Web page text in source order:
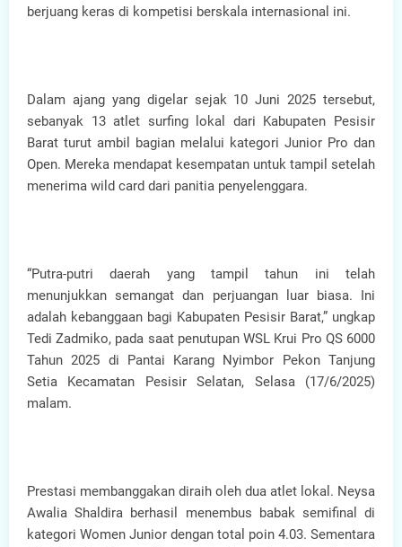
berjuang keras di kompetisi berskala internasional ini.
Dalam ajang yang digelar sejak 10 Juni 2025 tersebut,
sebanyak 13 atlet surfing lokal dari Kabupaten Pesisir
Barat turut ambil bagian melalui kategori Junior Pro dan
Open. Mereka mendapat kesempatan untuk tampil setelah
menerima wild card dari panitia penyelenggara.
“Putra-putri daerah yang tampil tahun ini telah
menunjukkan semangat dan perjuangan luar biasa. Ini
adalah kebanggaan bagi Kabupaten Pesisir Barat,” ungkap
Tedi Zadmiko, pada saat penutupan WSL Krui Pro QS 6000
Tahun 2025 di Pantai Karang Nyimbor Pekon Tanjung
Setia Kecamatan Pesisir Selatan, Selasa (17/6/2025)
malam.
Prestasi membanggakan diraih oleh dua atlet lokal. Neysa
Awalia Shaldira berhasil menembus babak semifinal di
kategori Women Junior dengan total poin 4.03. Sementara